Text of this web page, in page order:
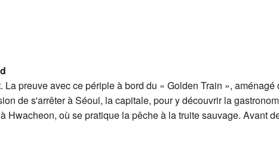
preuve avec ce périple à bord du « Golden Train », aménagé
de s'arrêter à Séoul, la capitale, pour y découvrir la
où se pratique la pêche à la truite sauvage. Avant